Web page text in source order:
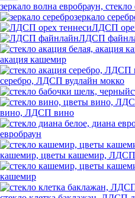
зеркало волна евробраун,
зеркало
ЛДСП
ЛДСП
акация кашемир
серебро, ЛДСП вудлайн мокко
вино, ЛДСП вино
евробраун
кашемир, цветы кашемир,
кашемир